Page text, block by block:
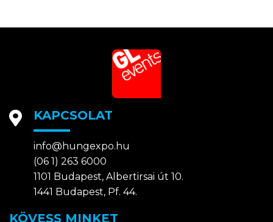
KAPCSOLAT
info@hungexpo.hu
(06 1) 263 6000
1101 Budapest, Albertirsai út 10.
1441 Budapest, Pf. 44.
KÖVESS MINKET